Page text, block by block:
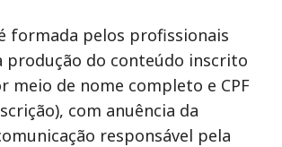
formada pelos profissionais
produção do conteúdo inscrito
meio de nome completo e CPF
com anuência da
responsável pela